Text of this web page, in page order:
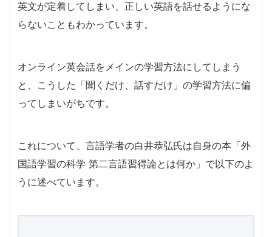
英文が定着してしまい、正しい英語を話せるようにな
らないこともわかっています。
オンライン英会話をメインの学習方法にしてしまう
と、こうした「聞くだけ、話すだけ」の学習方法に偏
ってしまいがちです。
これについて、言語学者の白井恭弘氏は自身の本「外
国語学習の科学 第二言語習得論とは何か」で以下のよ
うに述べています。